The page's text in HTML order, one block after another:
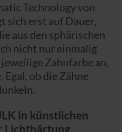
Technology von
sich erst auf Dauer,
aus den sphärischen
nicht nur einmalig
Zahnfarbe an,
ob die Zähne
in künstlichen
Lichthärtung